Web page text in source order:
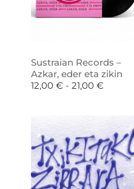
Sustraian Records –
Azkar, eder eta zikin
12,00 € - 21,00 €